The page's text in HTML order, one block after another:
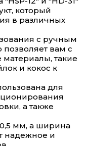
который
в различных
с ручным
позволяет вам с
материалы, такие
и кокос к
для
а также
мм, а ширина
надежное и